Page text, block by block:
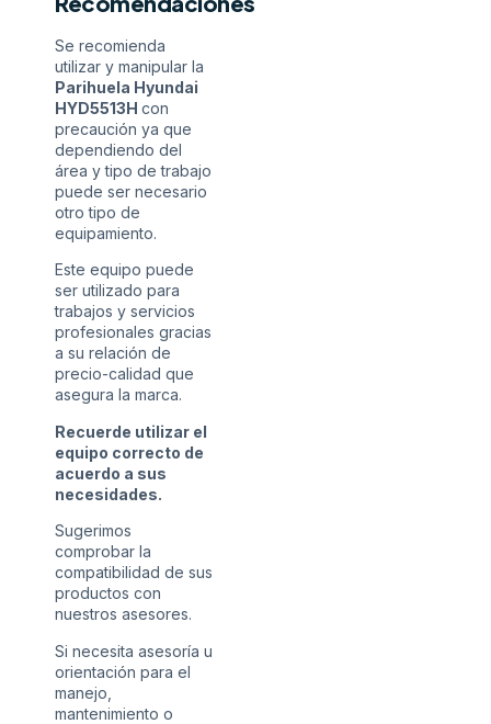
Se recomienda
utilizar y manipular la
Parihuela Hyundai
HYD5513H con
precaución ya que
dependiendo del
área y tipo de trabajo
puede ser necesario
otro tipo de
equipamiento.
Este equipo puede
ser utilizado para
trabajos y servicios
profesionales gracias
a su relación de
precio-calidad que
asegura la marca.
Recuerde utilizar el
equipo correcto de
acuerdo a sus
necesidades.
Sugerimos
comprobar la
compatibilidad de sus
productos con
nuestros asesores.
Si necesita asesoría u
orientación para el
manejo,
mantenimiento o